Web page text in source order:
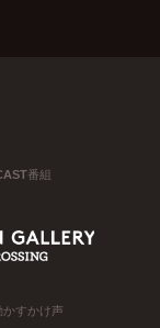
番組
すかけ声